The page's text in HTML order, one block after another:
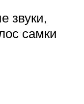
звуки,
самки